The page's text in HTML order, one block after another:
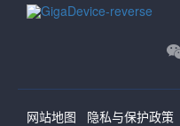
网站地图 隐私与保护政策